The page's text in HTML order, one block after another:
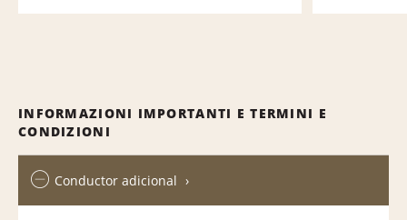
INFORMAZIONI IMPORTANTI E TERMINI E
CONDIZIONI
Conductor adicional